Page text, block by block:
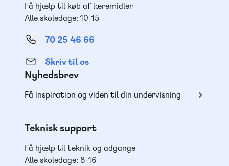
Få hjælp til køb af læremidler
Alle skoledage: 10-15
70 25 46 66
Skriv til os
Nyhedsbrev
Få inspiration og viden til din undervisning
Teknisk support
Få hjælp til teknik og adgange
Alle skoledage: 8-16